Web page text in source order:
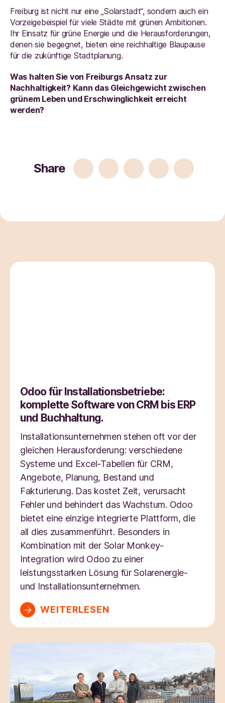
Freiburg ist nicht nur eine „Solarstadt“, sondern auch ein
Vorzeigebeispiel für viele Städte mit grünen Ambitionen.
Ihr Einsatz für grüne Energie und die Herausforderungen,
denen sie begegnet, bieten eine reichhaltige Blaupause
für die zukünftige Stadtplanung.
Was halten Sie von Freiburgs Ansatz zur
Nachhaltigkeit? Kann das Gleichgewicht zwischen
grünem Leben und Erschwinglichkeit erreicht
werden?
Share
Odoo für Installationsbetriebe:
komplette Software von CRM bis ERP
und Buchhaltung.
Installationsunternehmen stehen oft vor der
gleichen Herausforderung: verschiedene
Systeme und Excel-Tabellen für CRM,
Angebote, Planung, Bestand und
Fakturierung. Das kostet Zeit, verursacht
Fehler und behindert das Wachstum. Odoo
bietet eine einzige integrierte Plattform, die
all dies zusammenführt. Besonders in
Kombination mit der Solar Monkey-
Integration wird Odoo zu einer
leistungsstarken Lösung für Solarenergie-
und Installationsunternehmen.
WEITERLESEN